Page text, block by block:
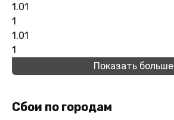
1.01
1
1.01
1
Показать больше
Сбои по городам